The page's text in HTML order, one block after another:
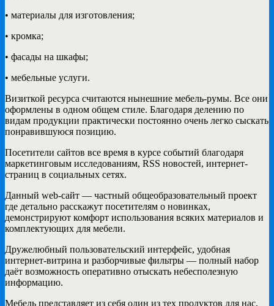
• материалы для изготовления;
• кромка;
• фасады на шкафы;
• мебельные услуги.
Визиткой ресурса считаются нынешние мебель-румы. Все они
оформлены в одном общем стиле. Благодаря делению по
видам продукции практически постоянно очень легко сыскать
понравившуюся позицию.
Посетители сайтов все время в курсе событий благодаря
маркетинговым исследованиям, RSS новостей, интернет-
страниц в социальных сетях.
Данный web-сайт — частный общеобразовательный проект
где детально расскажут посетителям о новинках,
демонстрируют комфорт использования всяких материалов и
комплектующих для мебели.
Дружелюбный пользовательский интерфейс, удобная
интернет-витрина и разборчивые фильтры — полный набор
даёт возможность оперативно отыскать небесполезную
информацию.
Мебель представляет из себя один из тех продуктов для нас,